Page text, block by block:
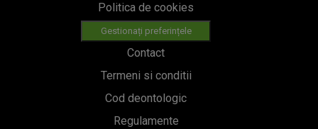
Politica de cookies
Gestionați preferințele
Contact
Termeni si conditii
Cod deontologic
Regulamente